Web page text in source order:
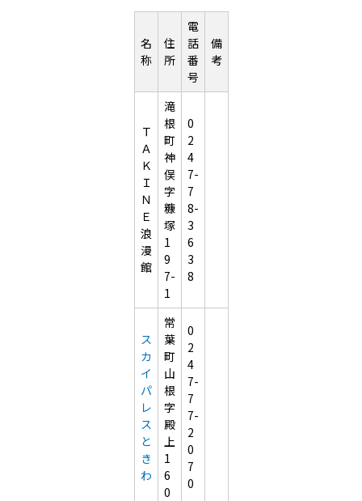
名
称
住
所
電
話
番
号
備
考
Ｔ
Ａ
Ｋ
Ｉ
Ｎ
Ｅ
浪
漫
館
滝
根
町
神
俣
字
糠
塚
1
9
7-
1
0
2
4
7-
7
8-
3
6
3
8
ス
カ
イ
パ
レ
ス
と
き
わ
常
葉
町
山
根
字
殿
上
1
6
0
0
2
4
7-
7
7-
2
0
7
0